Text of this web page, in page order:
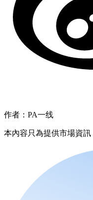
作者：PA一线
本內容只為提供市場資訊